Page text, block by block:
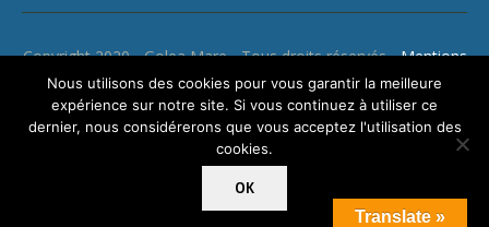
Copyright 2020 - Golea Mare - Tous droits réservés -Mentions
légales
Translate »
Nous utilisons des cookies pour vous garantir la meilleure
expérience sur notre site. Si vous continuez à utiliser ce
dernier, nous considérerons que vous acceptez l'utilisation des
cookies.
OK